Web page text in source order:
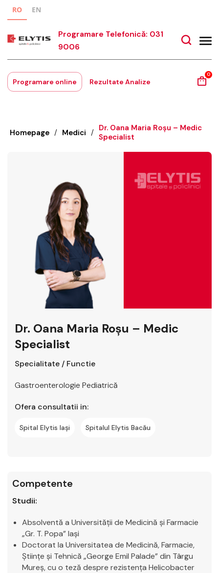
RO EN
Programare Telefonică: 031
9006
Programare online Rezultate Analize
0
Homepage / Medici / Dr. Oana Maria Roșu – Medic
Specialist
Dr. Oana Maria Roșu – Medic
Specialist
Specialitate / Functie
Gastroenterologie Pediatrică
Ofera consultatii in:
Spital Elytis Iași Spitalul Elytis Bacău
Competente
Studii:
Absolventă a Universității de Medicină și Farmacie
„Gr. T. Popa” Iași
Doctorat la Universitatea de Medicină, Farmacie,
Științe și Tehnică „George Emil Palade” din Târgu
Mureș, cu o teză despre rezistența Helicobacter